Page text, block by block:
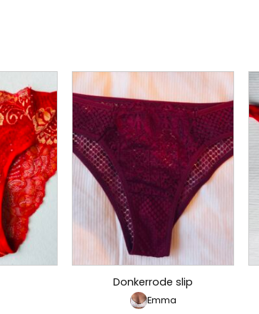
Donkerrode slip
Emma